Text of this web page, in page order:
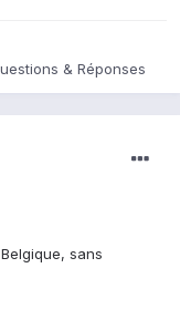
& Réponses
sans